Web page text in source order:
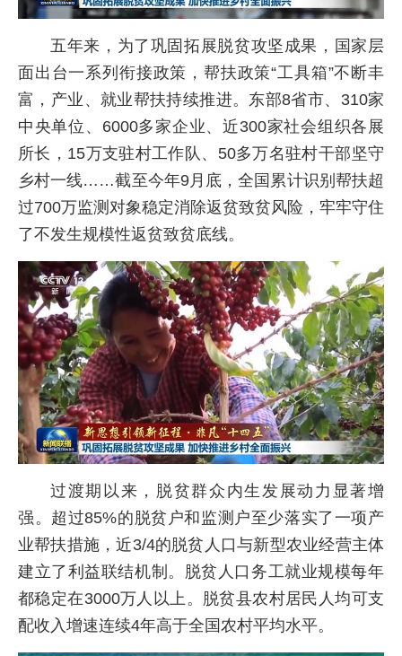
五年来，为了巩固拓展脱贫攻坚成果，国家层
面出台一系列衔接政策，帮扶政策“工具箱”不断丰
富，产业、就业帮扶持续推进。东部8省市、310家
中央单位、6000多家企业、近300家社会组织各展
所长，15万支驻村工作队、50多万名驻村干部坚守
乡村一线……截至今年9月底，全国累计识别帮扶超
过700万监测对象稳定消除返贫致贫风险，牢牢守住
了不发生规模性返贫致贫底线。
过渡期以来，脱贫群众内生发展动力显著增
强。超过85%的脱贫户和监测户至少落实了一项产
业帮扶措施，近3/4的脱贫人口与新型农业经营主体
建立了利益联结机制。脱贫人口务工就业规模每年
都稳定在3000万人以上。脱贫县农村居民人均可支
配收入增速连续4年高于全国农村平均水平。